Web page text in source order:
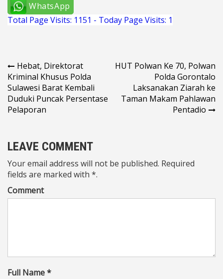
WhatsApp
Total Page Visits: 1151 - Today Page Visits: 1
Navigasi
pos
Hebat, Direktorat
Kriminal Khusus Polda
Sulawesi Barat Kembali
Duduki Puncak Persentase
Pelaporan
HUT Polwan Ke 70, Polwan
Polda Gorontalo
Laksanakan Ziarah ke
Taman Makam Pahlawan
Pentadio
LEAVE COMMENT
Your email address will not be published. Required
fields are marked with *.
Comment
Full Name *